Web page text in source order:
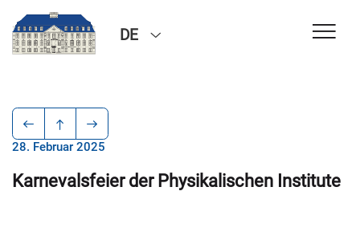
DE
28. Februar 2025
Karnevalsfeier der Physikalischen Institute